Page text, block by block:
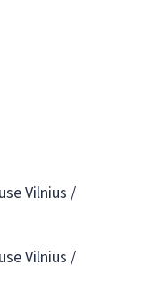
Vilnius /
Vilnius /